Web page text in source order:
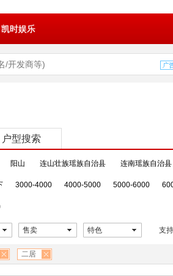
凯时娱乐
户型搜索
阳山 连山壮族瑶族自治县 连南瑶族自治县
3000-4000 4000-5000 5000-6000
售卖 特色 支
二居